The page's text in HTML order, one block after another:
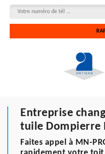
Entreprise
tuile Dompierre
Faites appel à MN-